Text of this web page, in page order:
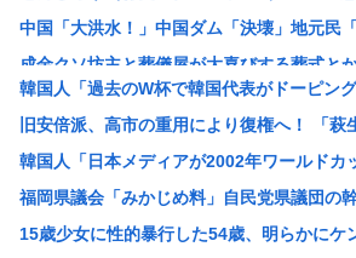
中国「大洪水！」中国ダム「決壊」地元民
成金クソ坊主と葬儀屋が大喜びする葬式と
【悲報】いまの小学生 朝7時から学校に預
【悲報】れいわ大石あきこさん、活動休止
【衝撃】佐藤二朗(57)、久しぶりにXを更新
人気アニメ「メイドインアビス」の主題歌
【速報】140kg俺、はま寿司で食いまくる
韓国人「過去のW杯で韓国代表がドーピン
旧安倍派、高市の重用により復権へ！ 「萩
韓国人「日本メディアが2002年ワールドカ
福岡県議会「みかじめ料」自民党県議団の
15歳少女に性的暴行した54歳、明らかにケ